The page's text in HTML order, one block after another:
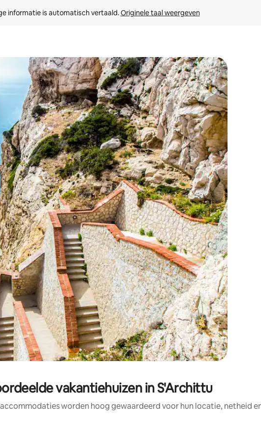
informatie is automatisch vertaald. Originele taal weergeven
je de pijltjestoetsen omhoog en omlaag, óf door te tikken of swipen.
vakantiehuizen in S'Archittu
worden hoog gewaardeerd voor hun locatie, netheid